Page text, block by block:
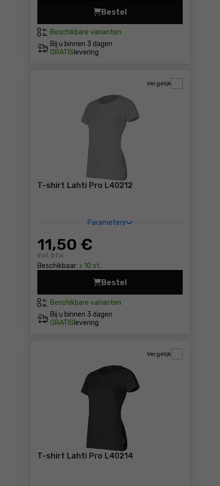
Beschikbare varianten
Bij u binnen 3 dagen
GRATIS levering
Bestel
T-shirt Lahti Pro L40213
T-shirt Lahti Pro L40212
Parameters
11,50 €
Incl. btw
Beschikbaar: > 10 st.
Vergelijk
Beschikbare varianten
Bij u binnen 3 dagen
GRATIS levering
Bestel
T-shirt Lahti Pro L40212
T-shirt Lahti Pro L40214
Vergelijk